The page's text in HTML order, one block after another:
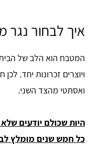
איך לבחור נגר
המטבח הוא הלב של
ויוצרים זכרונות יחד.
ואסתטי מהצד השני.
היות שכולם יודעים
כל חמש שנים מומלץ